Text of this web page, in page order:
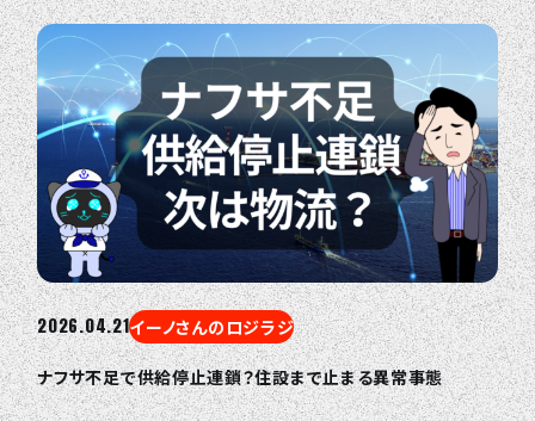
2026.04.21イーノさんのロジラジ
ナフサ不足で供給停止連鎖？住設まで止まる異常事態